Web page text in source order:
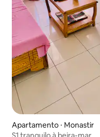
Apartamento ⋅ Monastir